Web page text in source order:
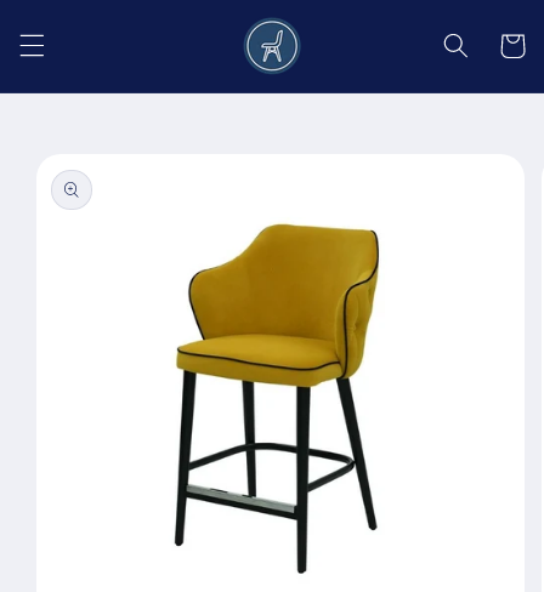
conținut
Coș
informațiile
despre
produs